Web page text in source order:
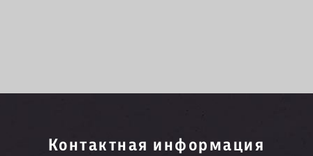
Контактная информация